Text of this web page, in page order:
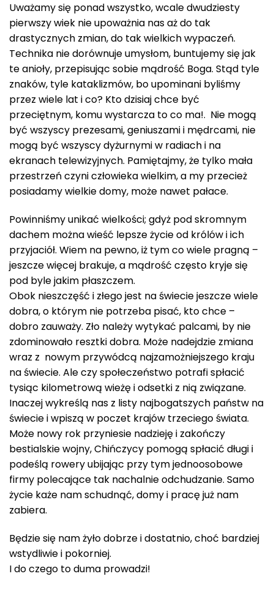
Uważamy się ponad wszystko, wcale dwudziesty
pierwszy wiek nie upoważnia nas aż do tak
drastycznych zmian, do tak wielkich wypaczeń.
Technika nie dorównuje umysłom, buntujemy się jak
te anioły, przepisując sobie mądrość Boga. Stąd tyle
znaków, tyle kataklizmów, bo upominani byliśmy
przez wiele lat i co? Kto dzisiaj chce być
przeciętnym, komu wystarcza to co ma!. Nie mogą
być wszyscy prezesami, geniuszami i mędrcami, nie
mogą być wszyscy dyżurnymi w radiach i na
ekranach telewizyjnych. Pamiętajmy, że tylko mała
przestrzeń czyni człowieka wielkim, a my przecież
posiadamy wielkie domy, może nawet pałace.
Powinniśmy unikać wielkości; gdyż pod skromnym
dachem można wieść lepsze życie od królów i ich
przyjaciół. Wiem na pewno, iż tym co wiele pragną –
jeszcze więcej brakuje, a mądrość często kryje się
pod byle jakim płaszczem.
Obok nieszczęść i złego jest na świecie jeszcze wiele
dobra, o którym nie potrzeba pisać, kto chce –
dobro zauważy. Zło należy wytykać palcami, by nie
zdominowało resztki dobra. Może nadejdzie zmiana
wraz z nowym przywódcą najzamożniejszego kraju
na świecie. Ale czy społeczeństwo potrafi spłacić
tysiąc kilometrową wieżę i odsetki z nią związane.
Inaczej wykreślą nas z listy najbogatszych państw na
świecie i wpiszą w poczet krajów trzeciego świata.
Może nowy rok przyniesie nadzieję i zakończy
bestialskie wojny, Chińczycy pomogą spłacić długi i
podeślą rowery ubijając przy tym jednoosobowe
firmy polecające tak nachalnie odchudzanie. Samo
życie każe nam schudnąć, domy i pracę już nam
zabiera.
Będzie się nam żyło dobrze i dostatnio, choć bardziej
wstydliwie i pokorniej.
I do czego to duma prowadzi!